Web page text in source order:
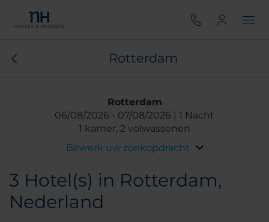
Rotterdam
Rotterdam
06/08/2026
07/08/2026
1 Nacht
1 kamer, 2 volwassenen
Bewerk uw zoekopdracht
3 Hotel(s) in Rotterdam,
Nederland